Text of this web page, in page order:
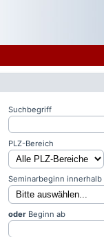
Suchbegriff
PLZ-Bereich
Seminarbeginn innerhalb
oder Beginn ab